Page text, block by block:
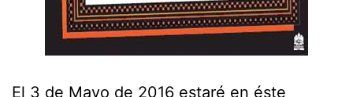
El 3 de Mayo de 2016 estaré en éste